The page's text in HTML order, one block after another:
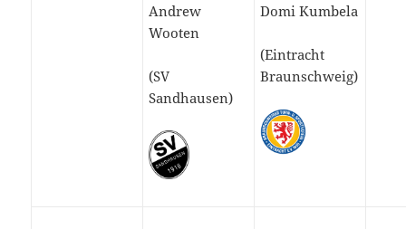
Andrew
Wooten
(SV
Sandhausen)
Domi Kumbela
(Eintracht
Braunschweig)